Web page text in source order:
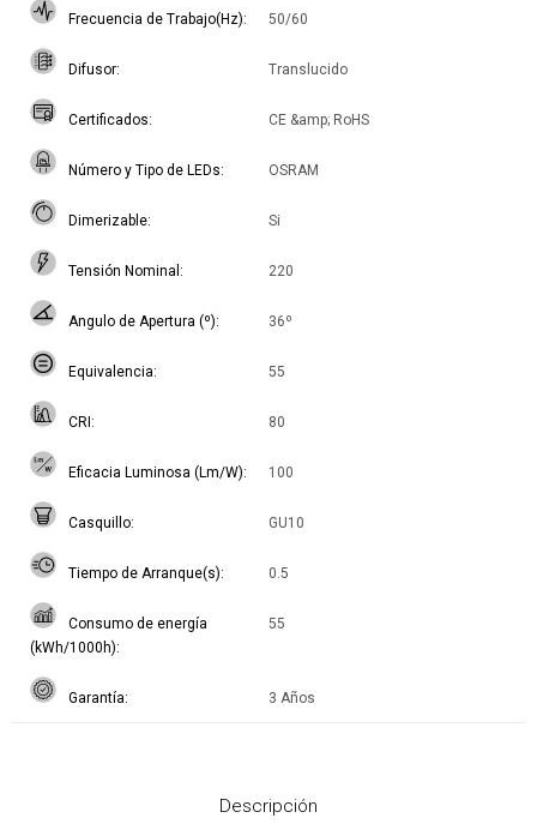
Frecuencia de Trabajo(Hz) 50/60
Difusor Translucido
Certificados CE &amp; RoHS
Número y Tipo de LEDs OSRAM
Dimerizable Si
Tensión Nominal 220
Angulo de Apertura (º) 36º
Equivalencia 55
CRI 80
Eficacia Luminosa (Lm/W) 100
Casquillo GU10
Tiempo de Arranque(s) 0.5
Consumo de energía
(kWh/1000h)
55
Garantía 3 Años
Descripción